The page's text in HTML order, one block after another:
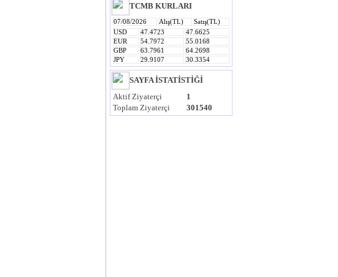
------------------
TCMB KURLARI
07/08/2026 Alış(TL)
Satış(TL)
USD
47.4723
47.6625
EUR
54.7972
55.0168
GBP
63.7961
64.2698
JPY
29.9107 30.3354
SAYFA İSTATİSTİĞİ
Aktif Ziyaterçi
1
Toplam Ziyaterçi
301540